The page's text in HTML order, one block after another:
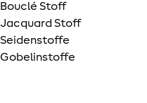
Bouclé Stoff
Jacquard Stoff
Seidenstoffe
Gobelinstoffe